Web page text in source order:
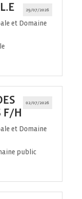
29/07/2026
(Nouvelle
fenêtre)
et Domaine
02/07/2026
F/H
fenêtre)
et Domaine
public